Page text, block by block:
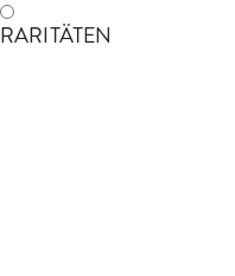
RARITÄTEN